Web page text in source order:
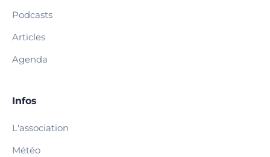
Podcasts
Articles
Agenda
Infos
L'association
Météo